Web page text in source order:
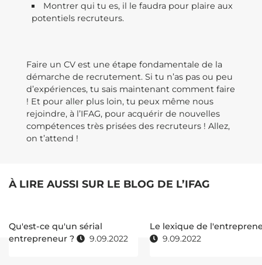
Montrer qui tu es, il le faudra pour plaire aux
potentiels recruteurs.
Faire un CV est une étape fondamentale de la
démarche de recrutement. Si tu n’as pas ou peu
d’expériences, tu sais maintenant comment faire
! Et pour aller plus loin, tu peux même nous
rejoindre, à l’IFAG, pour acquérir de nouvelles
compétences très prisées des recruteurs ! Allez,
on t’attend !
À LIRE AUSSI SUR LE BLOG DE L’IFAG
Qu'est-ce qu'un sérial
entrepreneur ?
9.09.2022
Le lexique de
9.09.2022